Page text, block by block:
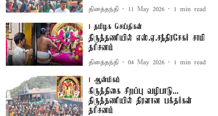
தினத்தந்தி 11 May 2026 1 min read
தமிழக செய்திகள்
திருத்தணியில் எஸ்.ஏ.சந்திரசேகர் சாமி
தரிசனம்
தினத்தந்தி 04 May 2026 1 min read
ஆன்மிகம்
கிருத்திகை சிறப்பு வழிபாடு...
திருத்தணியில் திரளான பக்தர்கள்
தரிசனம்